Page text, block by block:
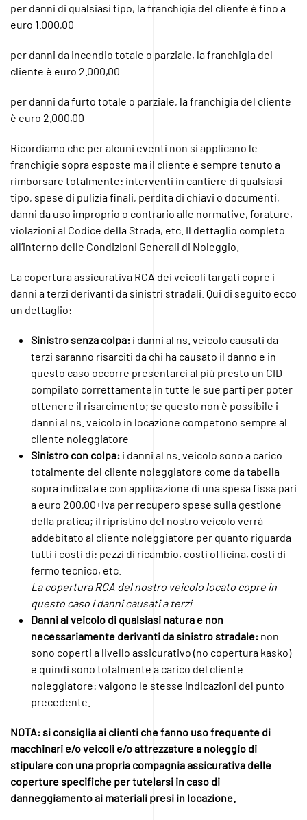
per danni di qualsiasi tipo, la franchigia del cliente è fino a
euro 1.000,00
per danni da incendio totale o parziale, la franchigia del
cliente è euro 2.000,00
per danni da furto totale o parziale, la franchigia del cliente
è euro 2.000,00
Ricordiamo che per alcuni eventi non si applicano le
franchigie sopra esposte ma il cliente è sempre tenuto a
rimborsare totalmente: interventi in cantiere di qualsiasi
tipo, spese di pulizia finali, perdita di chiavi o documenti,
danni da uso improprio o contrario alle normative, forature,
violazioni al Codice della Strada, etc. Il dettaglio completo
all’interno delle Condizioni Generali di Noleggio.
La copertura assicurativa RCA dei veicoli targati copre i
danni a terzi derivanti da sinistri stradali. Qui di seguito ecco
un dettaglio:
Sinistro senza colpa: i danni al ns. veicolo causati da
terzi saranno risarciti da chi ha causato il danno e in
questo caso occorre presentarci al più presto un CID
compilato correttamente in tutte le sue parti per poter
ottenere il risarcimento; se questo non è possibile i
danni al ns. veicolo in locazione competono sempre al
cliente noleggiatore
Sinistro con colpa: i danni al ns. veicolo sono a carico
totalmente del cliente noleggiatore come da tabella
sopra indicata e con applicazione di una spesa fissa pari
a euro 200,00+iva per recupero spese sulla gestione
della pratica; il ripristino del nostro veicolo verrà
addebitato al cliente noleggiatore per quanto riguarda
tutti i costi di: pezzi di ricambio, costi officina, costi di
fermo tecnico, etc.
La copertura RCA del nostro veicolo locato copre in
questo caso i danni causati a terzi
Danni al veicolo di qualsiasi natura e non
necessariamente derivanti da sinistro stradale: non
sono coperti a livello assicurativo (no copertura kasko)
e quindi sono totalmente a carico del cliente
noleggiatore: valgono le stesse indicazioni del punto
precedente.
NOTA: si consiglia ai clienti che fanno uso frequente di
macchinari e/o veicoli e/o attrezzature a noleggio di
stipulare con una propria compagnia assicurativa delle
coperture specifiche per tutelarsi in caso di
danneggiamento ai materiali presi in locazione.